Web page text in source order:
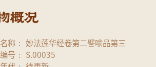
名称
妙法莲华经卷第二譬喻品第三
编号
S.00035